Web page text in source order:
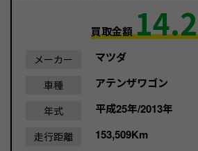
買取金額14.2
メーカー マツダ
車種 アテンザワゴン
年式 平成25年/2013年
走行距離 153,509Km